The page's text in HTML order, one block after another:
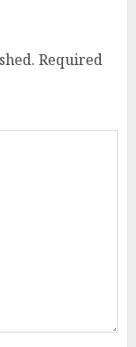
Required